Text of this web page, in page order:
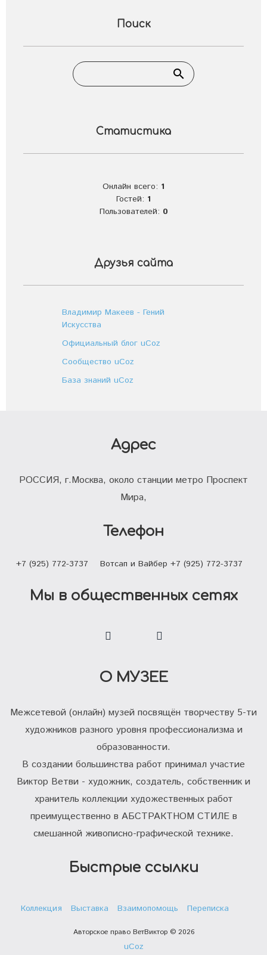
Поиск
Статистика
Онлайн всего: 1
Гостей: 1
Пользователей: 0
Друзья сайта
Владимир Макеев - Гений
Искусства
Официальный блог uCoz
Сообщество uCoz
База знаний uCoz
О МУЗЕЕ
Межсетевой (онлайн) музей посвящён творчеству 5-ти
художников разного уровня профессионализма и
образованности.
В создании большинства работ принимал участие
Виктор Ветви - художник, создатель, собственник и
хранитель коллекции художественных работ
преимущественно в АБСТРАКТНОМ СТИЛЕ в
смешанной живописно-графической технике.
Быстрые ссылки
Коллекция Выставка Взаимопомощь Переписка
Авторское право ВетВиктор © 2026
uCoz
Адрес
РОССИЯ, г.Москва, около станции метро Проспект
Мира,
Телефон
+7 (925) 772-3737 Вотсап и Вайбер +7 (925) 772-3737
Мы в общественных сетях